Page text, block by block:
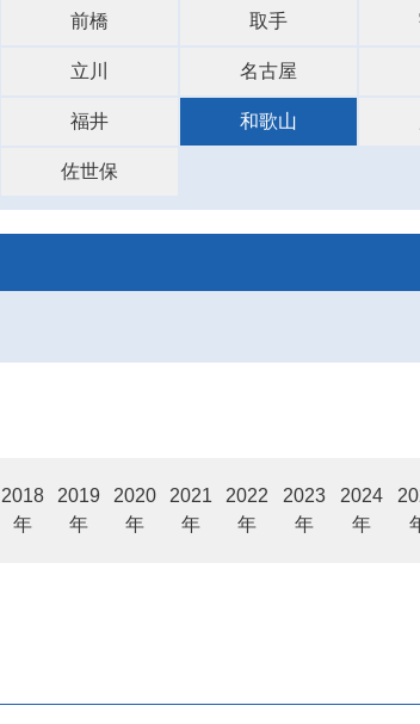
前橋 取手
立川 名古屋
福井 和歌山
佐世保
2018
年
2019
年
2020
年
2021
年
2022
年
2023
年
2024
年